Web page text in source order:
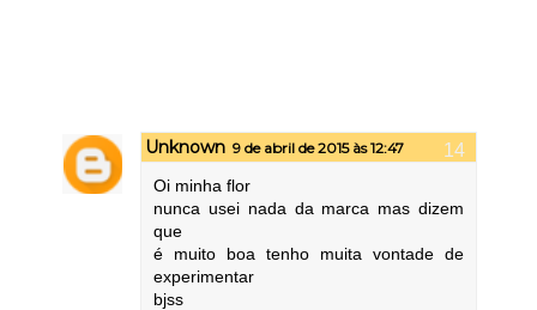
Unknown 9 de abril de 2015 às 12:47
Oi minha flor
nunca usei nada da marca mas dizem
que
é muito boa tenho muita vontade de
experimentar
bjss